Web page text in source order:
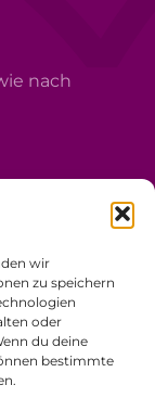
wir
zu speichern
oder
du deine
bestimmte
nach